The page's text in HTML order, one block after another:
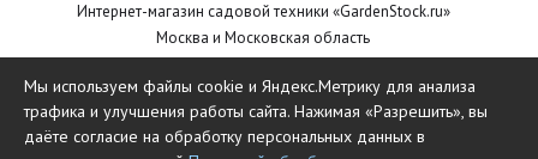
Интернет-магазин садовой техники «GardenStock.ru»
Москва и Московская область
Мы используем файлы cookie и Яндекс.Метрику для анализа
трафика и улучшения работы сайта. Нажимая «Разрешить», вы
даёте согласие на обработку персональных данных в